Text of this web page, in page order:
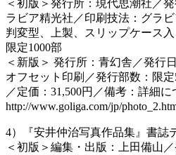
＜初版＞発行所：現代思潮社／
ラビア精光社／印刷技法：グラ
判変型、上製、スリップケース
限定1000部
＜新版＞ 発行所：青幻舎／発行
オフセット印刷／発行部数：限
／定価：31,500円／備考：詳細に
http://www.goliga.com/jp/
4）『安井仲治写真作品集』書誌
＜初版＞編集・出版：上田備山